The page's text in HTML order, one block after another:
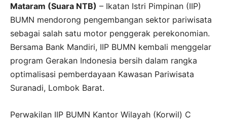
Mataram (Suara NTB) – Ikatan Istri Pimpinan (IIP)
BUMN mendorong pengembangan sektor pariwisata
sebagai salah satu motor penggerak perekonomian.
Bersama Bank Mandiri, IIP BUMN kembali menggelar
program Gerakan Indonesia bersih dalam rangka
optimalisasi pemberdayaan Kawasan Pariwisata
Suranadi, Lombok Barat.
Perwakilan IIP BUMN Kantor Wilayah (Korwil) C